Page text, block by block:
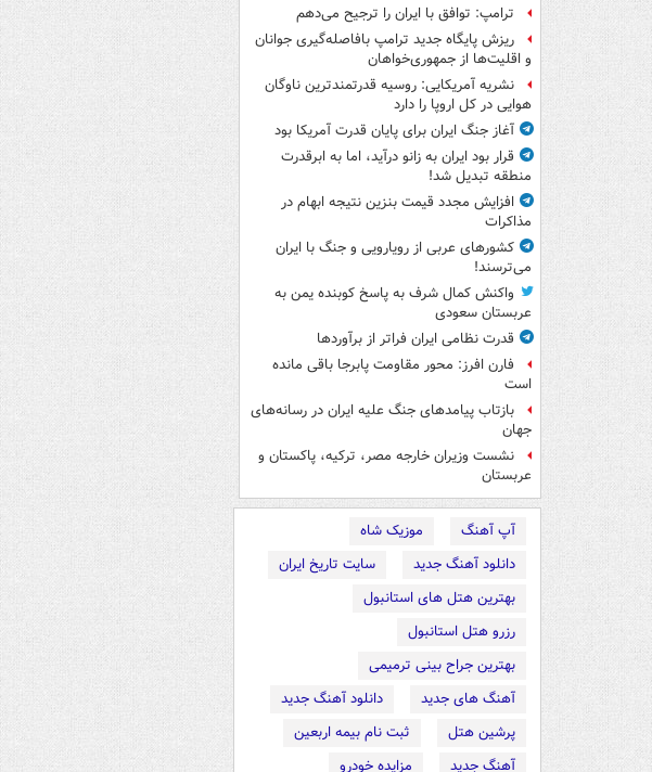
ترامپ: توافق با ایران را ترجیح می‌دهم
ریزش پایگاه جدید ترامپ بافاصله‌گیری جوانان
و اقلیت‌ها از جمهوری‌خواهان
نشریه آمریکایی: روسیه قدرتمندترین ناوگان
هوایی در کل اروپا را دارد
آغاز جنگ ایران برای پایان قدرت آمریکا بود
قرار بود ایران به زانو درآید، اما به ابرقدرت
منطقه تبدیل شد!
افزایش مجدد قیمت بنزین نتیجه ابهام در
مذاکرات
کشورهای عربی از رویارویی و جنگ با ایران
می‌ترسند!
واکنش کمال شرف به پاسخ کوبنده یمن به
عربستان سعودی
قدرت نظامی ایران فراتر از برآوردها
فارن افرز: محور مقاومت پابرجا باقی مانده
است
بازتاب پیامدهای جنگ علیه ایران در رسانه‌های
جهان
نشست وزیران خارجه مصر، ترکیه، پاکستان و
عربستان
آپ آهنگ
موزیک شاه
دانلود آهنگ جدید
سایت تاریخ ایران
بهترین هتل های استانبول
رزرو هتل استانبول
بهترین جراح بینی ترمیمی
آهنگ های جدید
دانلود آهنگ جدید
پرشین هتل
ثبت نام بیمه اربعین
آهنگ جدید
مزایده خودرو